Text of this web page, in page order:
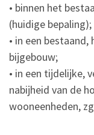
• binnen het
(huidige bepaling);
• in een
bijgebouw;
• in een tijdelijke,
nabijheid van de
wooneenheden,